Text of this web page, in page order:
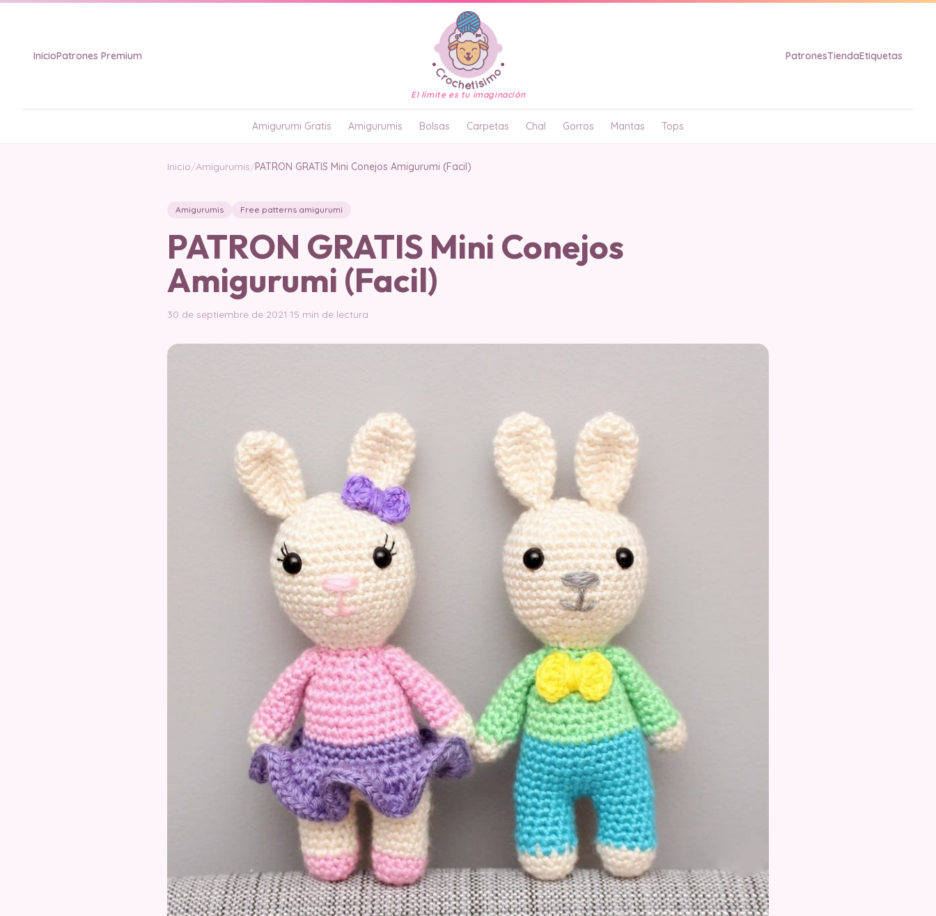
InicioPatrones Premium
El límite es tu imaginación
PatronesTiendaEtiquetas
Amigurumi Gratis Amigurumis Bolsas Carpetas Chal Gorros Mantas Tops
Inicio/Amigurumis/PATRON GRATIS Mini Conejos Amigurumi (Facil)
Amigurumis Free patterns amigurumi
PATRON GRATIS Mini Conejos
Amigurumi (Facil)
30 de septiembre de 2021·15 min de lectura